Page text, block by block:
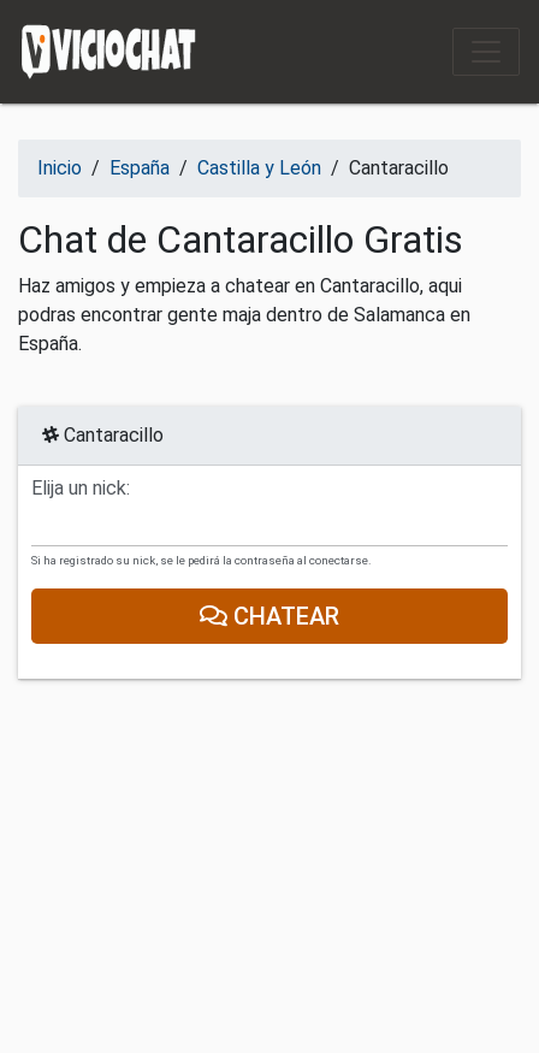
Inicio / España / Castilla y León / Cantaracillo
Chat de Cantaracillo Gratis
Haz amigos y empieza a chatear en Cantaracillo, aqui
podras encontrar gente maja dentro de Salamanca en
España.
Cantaracillo
Elija un nick:
Si ha registrado su nick, se le pedirá la contraseña al conectarse.
CHATEAR